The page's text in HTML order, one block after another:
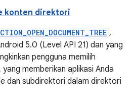
konten direktori
,
5.0 (Level API 21) dan yang
pengguna memilih
memberikan aplikasi Anda
dan subdirektori dalam direktori